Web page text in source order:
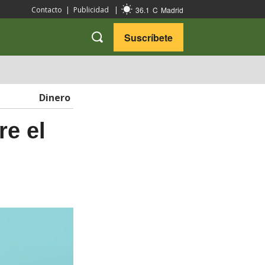
Contacto | Publicidad | 36.1 C Madrid
Suscríbete
Dinero
el